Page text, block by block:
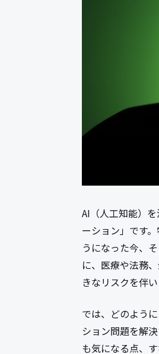
AI（人工知能）
ーション」です
うになった今、
に、医療や法務
きなリスクを伴い
では、どのよう
ション問題を解
も気になる点、